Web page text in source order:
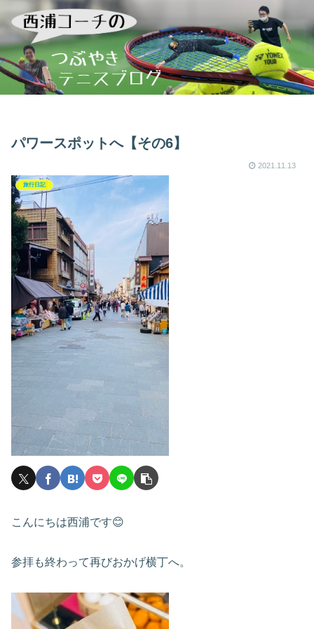
パワースポットへ【その6】
2021.11.13
旅行日記
こんにちは西浦です😊
参拝も終わって再びおかげ横丁へ。